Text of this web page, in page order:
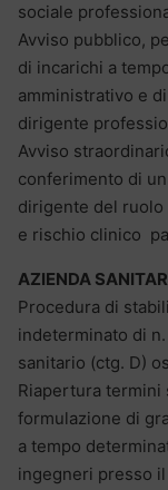
sociale
Avviso pubblico,
di incarichi a
amministrativo e
dirigente
Avviso
conferimento di
dirigente del ruolo
e rischio clinico
AZIENDA
Procedura di
indeterminato di
sanitario (ctg. D)
Riapertura termini
formulazione di
a tempo
ingegneri presso